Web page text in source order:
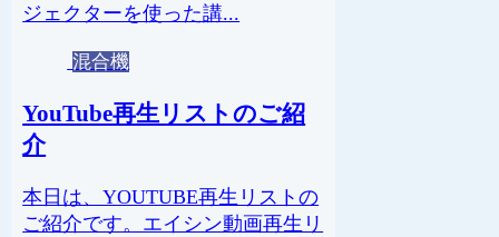
ジェクターを使った講...
混合機
YouTube再生リストのご紹
介
本日は、YOUTUBE再生リストの
ご紹介です。エイシン動画再生リ